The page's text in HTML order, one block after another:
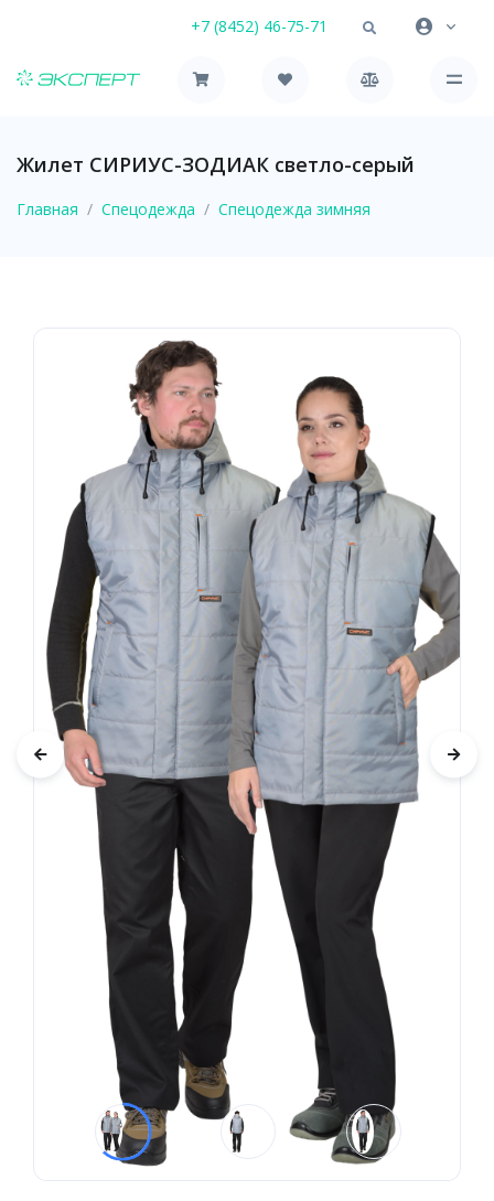
+7 (8452) 46-75-71
Жилет СИРИУС-ЗОДИАК светло-серый
Главная Спецодежда Спецодежда зимняя